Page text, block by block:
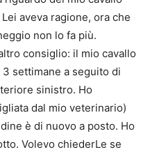
aveva ragione, ora che
non lo fa più.
consiglio: il mio cavallo
settimane a seguito di
sinistro. Ho
dal mio veterinario)
è di nuovo a posto. Ho
Volevo chiederLe se